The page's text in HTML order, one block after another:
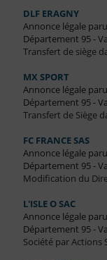
DLF ERAGNY
Annonce légale
Département 95 -
Transfert de siège
MX SPORT
Annonce légale
Département 95 -
Transfert de Siège
FC FRANCE SAS
Annonce légale
Département 95 -
Modification du
L'ISLE O SAC
Annonce légale
Département 95 -
Société par Actions